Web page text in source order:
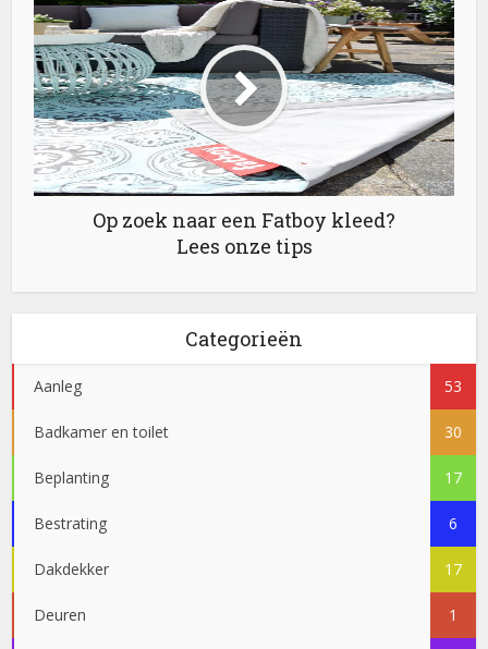
Op zoek naar een Fatboy kleed?
Lees onze tips
Categorieën
Aanleg 53
Badkamer en toilet 30
Beplanting 17
Bestrating 6
Dakdekker 17
Deuren 1